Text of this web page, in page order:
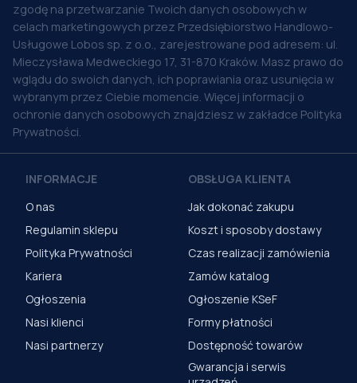
zgodę na przetwarzanie Twoich danych osobowych w
celach marketingowych przez Przedsiębiorstwo Handlowo-
Usługowe Lobos sp. z o.o., zarejestrowane pod adresem: ul.
Mieczysława Medweckiego 17, 31-870 Kraków. Masz prawo do
wglądu do swoich danych, ich poprawiania oraz usunięcia w
wybranym przez Ciebie momencie. Więcej informacji o
ochronie danych osobowych znajdziesz w zakładce Polityka
Prywatności.
INFORMACJE
O nas
Regulamin sklepu
Polityka Prywatności
Kariera
Ogłoszenia
Nasi klienci
Nasi partnerzy
OBSŁUGA KLIENTA
Jak dokonać zakupu
Koszt i sposoby dostawy
Czas realizacji zamówienia
Zamów katalog
Ogłoszenie KSeF
Formy płatności
Dostępność towarów
Gwarancja i serwis